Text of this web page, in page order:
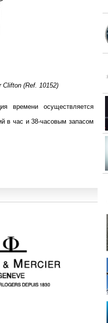
Clifton (Ref. 10152)
времени осуществляется
в час и 38-часовым запасом